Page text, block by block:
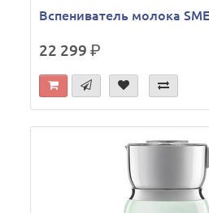
Вспениватель молока
22 299р.